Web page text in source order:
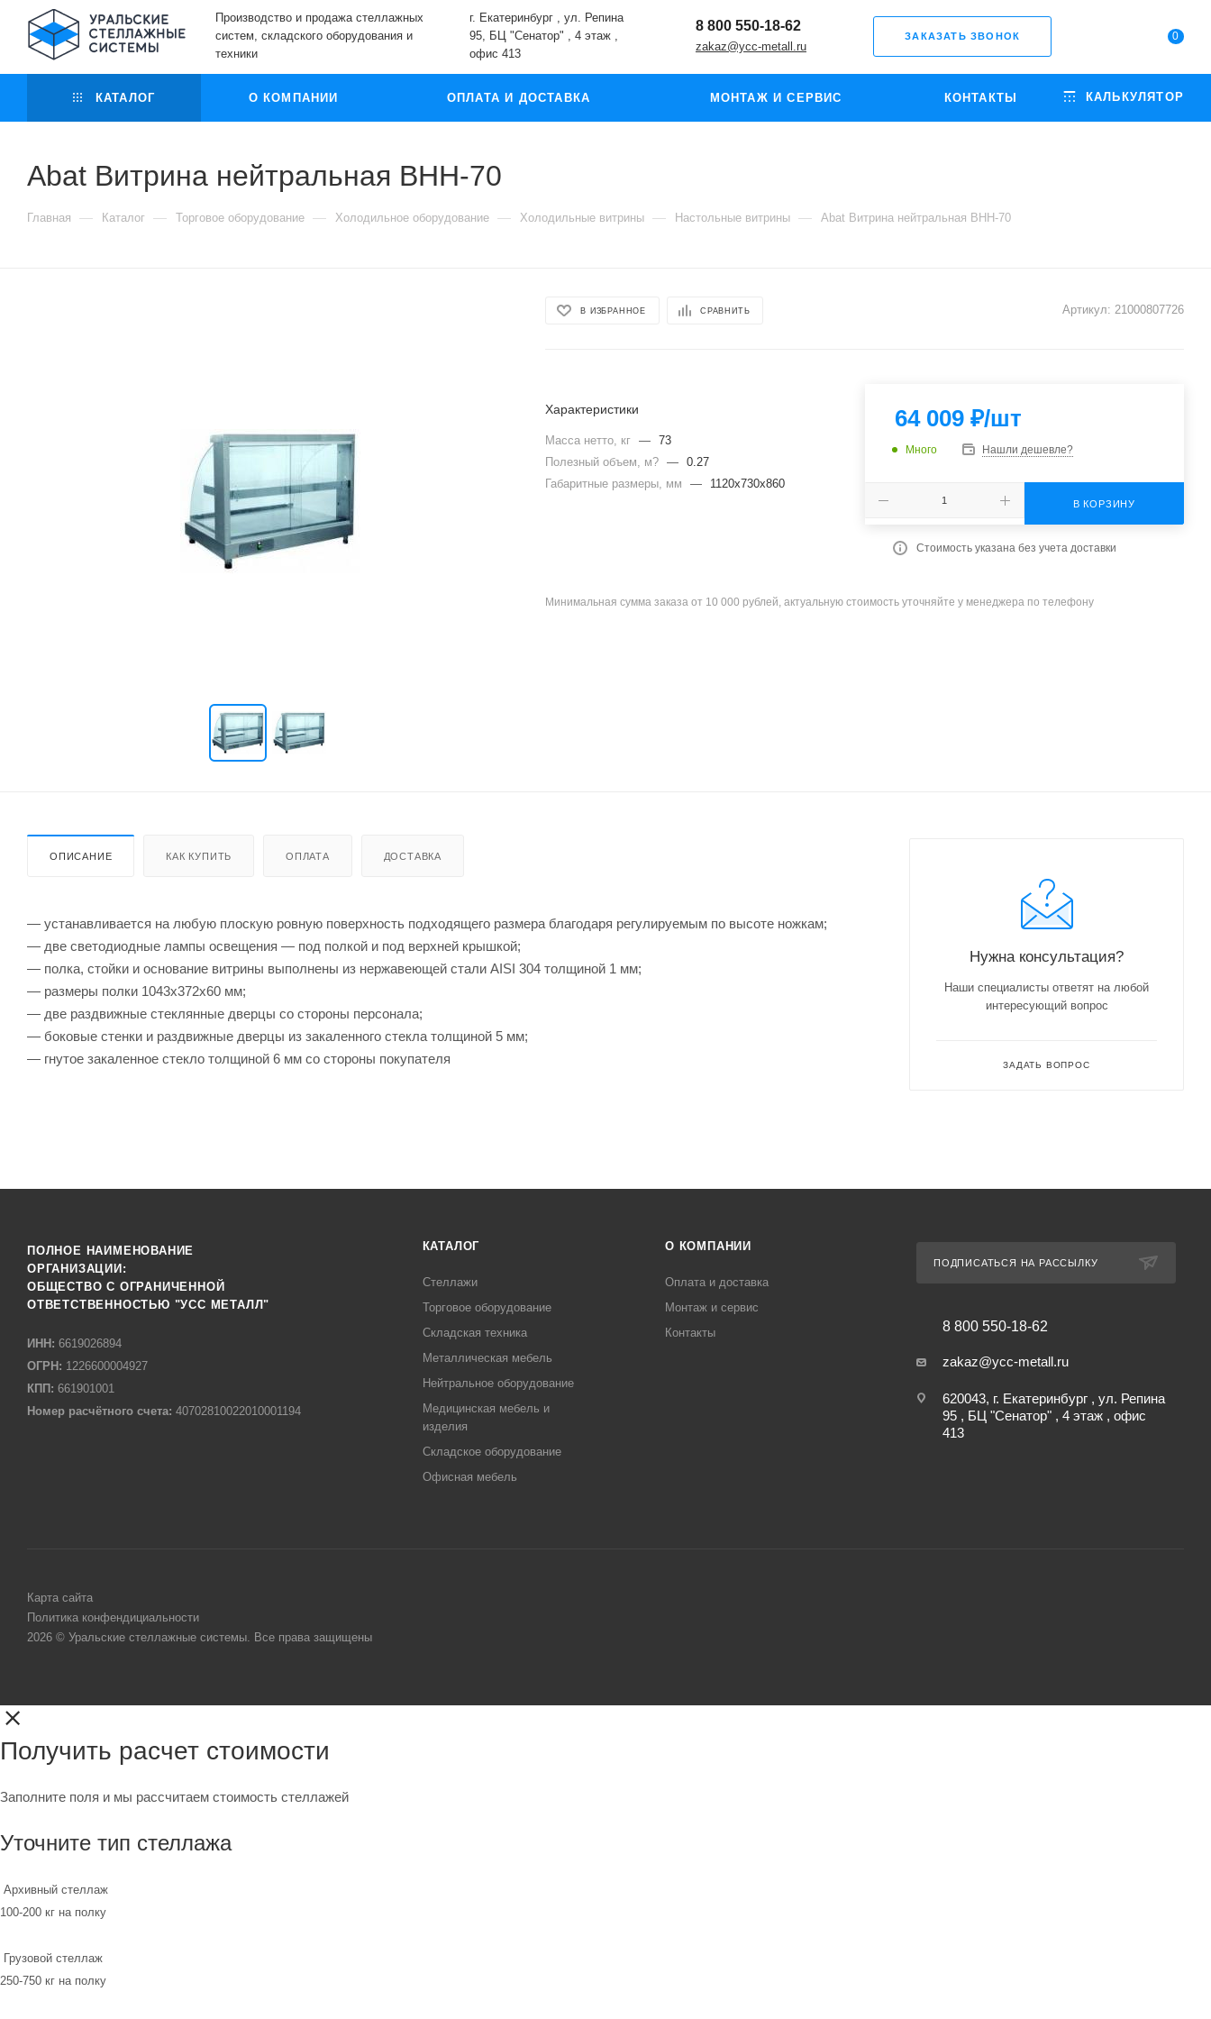
Производство и продажа стеллажных
систем, складского оборудования и
техники
г. Екатеринбург , ул. Репина
95, БЦ "Сенатор" , 4 этаж ,
офис 413
8 800 550-18-62
zakaz@ycc-metall.ru
ЗАКАЗАТЬ ЗВОНОК 0
КАТАЛОГ О КОМПАНИИ ОПЛАТА И ДОСТАВКА МОНТАЖ И СЕРВИС КОНТАКТЫ КАЛЬКУЛЯТОР
Abat Витрина нейтральная ВНН-70
Главная — Каталог — Торговое оборудование — Холодильное оборудование — Холодильные витрины — Настольные витрины — Abat Витрина нейтральная ВНН-70
В ИЗБРАННОЕ СРАВНИТЬ Артикул: 21000807726
Характеристики
Масса нетто, кг —
73
Полезный объем, м?
—
0.27
Габаритные размеры, мм
— 1120х730х860
64 009₽/шт
Много Нашли дешевле?
В КОРЗИНУ
Стоимость указана без учета доставки
Минимальная сумма заказа от 10 000 рублей, актуальную стоимость уточняйте у менеджера по телефону
ОПИСАНИЕ КАК КУПИТЬ ОПЛАТА ДОСТАВКА
— устанавливается на любую плоскую ровную поверхность подходящего размера благодаря регулируемым по высоте ножкам;
— две светодиодные лампы освещения — под полкой и под верхней крышкой;
— полка, стойки и основание витрины выполнены из нержавеющей стали AISI 304 толщиной 1 мм;
— размеры полки 1043х372х60 мм;
— две раздвижные стеклянные дверцы со стороны персонала;
— боковые стенки и раздвижные дверцы из закаленного стекла толщиной 5 мм;
— гнутое закаленное стекло толщиной 6 мм со стороны покупателя
Нужна консультация?
Наши специалисты ответят на любой
интересующий вопрос
ЗАДАТЬ ВОПРОС
ПОЛНОЕ НАИМЕНОВАНИЕ
ОРГАНИЗАЦИИ:
ОБЩЕСТВО С ОГРАНИЧЕННОЙ
ОТВЕТСТВЕННОСТЬЮ "УСС МЕТАЛЛ"
ИНН: 6619026894
ОГРН: 1226600004927
КПП: 661901001
Номер расчётного счета: 40702810022010001194
КАТАЛОГ
Стеллажи
Торговое оборудование
Складская техника
Металлическая мебель
Нейтральное оборудование
Медицинская мебель и
изделия
Складское оборудование
Офисная мебель
О КОМПАНИИ
Оплата и доставка
Монтаж и сервис
Контакты
ПОДПИСАТЬСЯ НА РАССЫЛКУ
8 800 550-18-62
zakaz@ycc-metall.ru
620043, г. Екатеринбург , ул. Репина
95 , БЦ "Сенатор" , 4 этаж , офис
413
Карта сайта
Политика конфендициальности
2026 © Уральские стеллажные системы. Все права защищены
Получить расчет стоимости
Заполните поля и мы рассчитаем стоимость стеллажей
Уточните тип стеллажа
Архивный стеллаж
100-200 кг на полку
Грузовой стеллаж
250-750 кг на полку